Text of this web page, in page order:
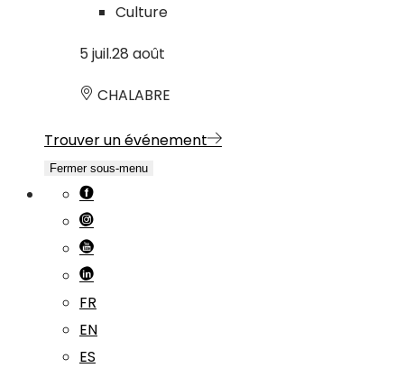
Culture
5 juil.28 août
CHALABRE
Trouver un événement
Fermer sous-menu
FR
EN
ES